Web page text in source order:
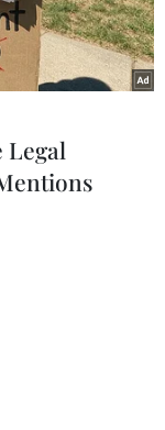
đưa vào sử
điện tử
nhân dân.
Legal